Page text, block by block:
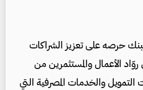
حرصه على تعزيز الشراكات
روّاد الأعمال والمستثمرين من
التمويل والخدمات المصرفية التي